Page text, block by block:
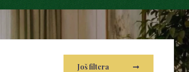
Još filtera